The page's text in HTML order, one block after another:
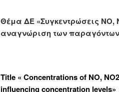
Θέμα ΔE «Συγκεντρώσεις ΝΟ,
αναγνώριση των
Title « Concentrations of NO,
influencing concentration levels»